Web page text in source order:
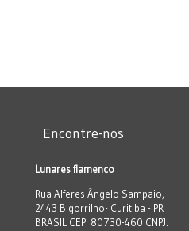
Encontre-nos
Lunares flamenco
Rua Alferes Ângelo Sampaio,
2443 Bigorrilho- Curitiba - PR
BRASIL CEP: 80730-460 CNPJ: